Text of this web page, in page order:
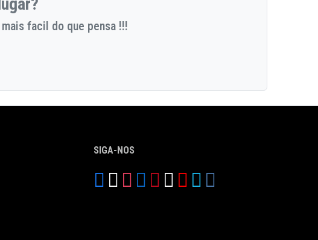
facil do que pensa !!!
SIGA-NOS